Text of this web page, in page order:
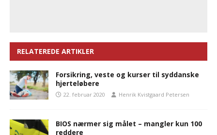
RELATEREDE ARTIKLER
Forsikring, veste og kurser til syddanske
hjerteløbere
22. februar 2020 Henrik Kvistgaard Petersen
BIOS nærmer sig målet – mangler kun 100
reddere